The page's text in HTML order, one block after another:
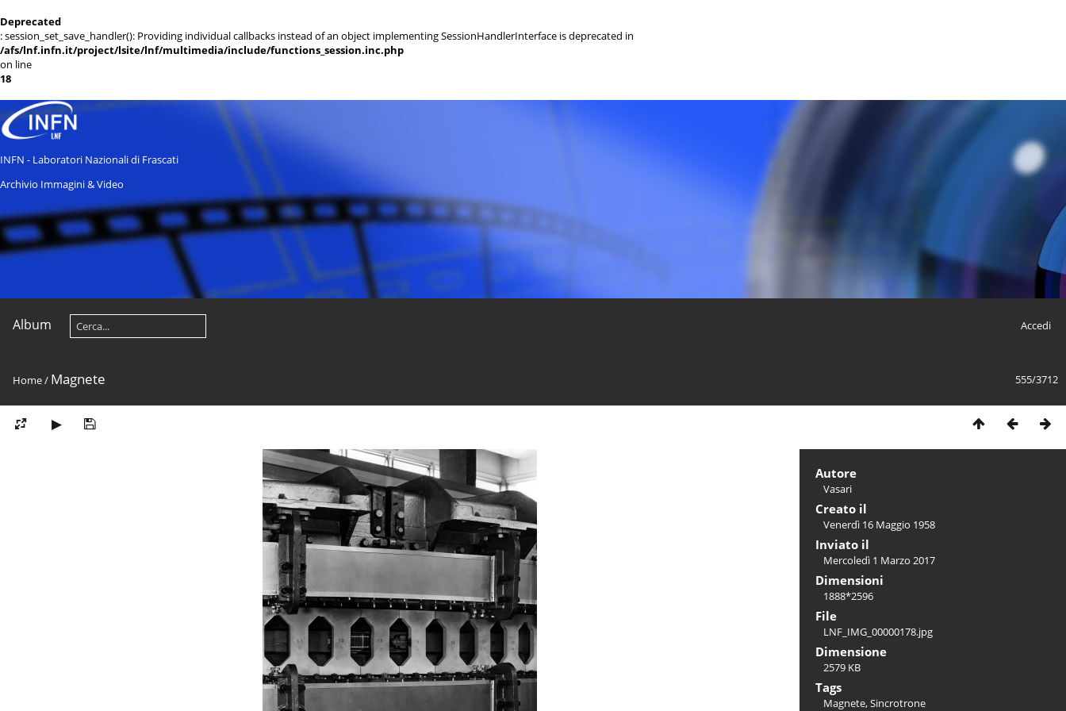
Deprecated
: session_set_save_handler(): Providing individual callbacks instead of an object implementing SessionHandlerInterface is deprecated in
/afs/lnf.infn.it/project/lsite/lnf/multimedia/include/functions_session.inc.php
on line
18
INFN - Laboratori Nazionali di Frascati
Archivio Immagini & Video
Album Accedi
555/3712
Home/ Magnete
Autore
Vasari
Creato il
Venerdì 16 Maggio 1958
Inviato il
Mercoledì 1 Marzo 2017
Dimensioni
1888*2596
File
LNF_IMG_00000178.jpg
Dimensione
2579 KB
Tags
Magnete,Sincrotrone